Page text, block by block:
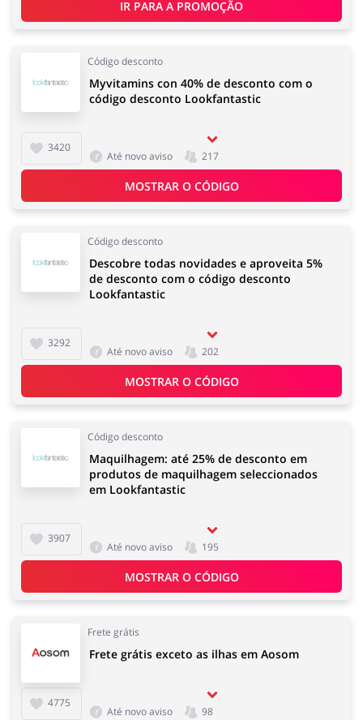
IR PARA A PROMOÇÃO
Código desconto
3420
Myvitamins con 40% de desconto com o
código desconto Lookfantastic
Até novo aviso 217
MOSTRAR O CÓDIGO
Código desconto
3292
Descobre todas novidades e aproveita 5%
de desconto com o código desconto
Lookfantastic
Até novo aviso 202
MOSTRAR O CÓDIGO
Código desconto
3907
Maquilhagem: até 25% de desconto em
produtos de maquilhagem seleccionados
em Lookfantastic
Até novo aviso 195
MOSTRAR O CÓDIGO
Frete grátis
4775
Frete grátis exceto as ilhas em Aosom
Até novo aviso 98